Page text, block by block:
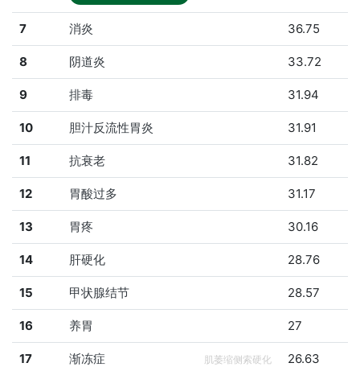
7 消炎 36.75
8 阴道炎 33.72
9 排毒 31.94
10 胆汁反流性胃炎 31.91
11 抗衰老 31.82
12 胃酸过多 31.17
13 胃疼 30.16
14 肝硬化 28.76
15 甲状腺结节 28.57
16 养胃 27
17 渐冻症 肌萎缩侧索硬化 26.63